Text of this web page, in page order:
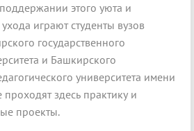
этого уюта и
играют студенты вузов
государственного
и Башкирского
университета имени
здесь практику и
проекты.